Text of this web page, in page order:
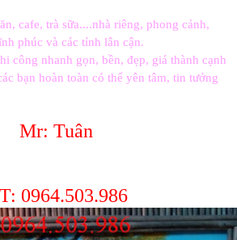
cafe, trà sữa....nhà riêng, phong cảnh,
phúc và các tỉnh lân cận.
công nhanh gọn, bền, đẹp, giá thành cạnh
bạn hoàn toàn có thể yên tâm, tin tưởng
Mr: Tuân
0964.503.986